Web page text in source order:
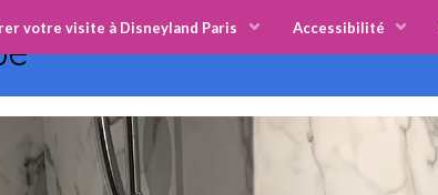
votre visite à Disneyland Paris Accessibilité